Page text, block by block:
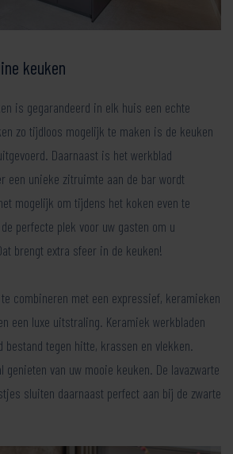
keuken
is gegarandeerd in elk huis een echte
zo tijdloos mogelijk te maken is de keuken
Daarnaast is het werkblad
een unieke zitruimte aan de bar wordt
mogelijk om tijdens het koken even te
perfecte plek voor uw gasten om u
brengt extra sfeer in de keuken!
combineren met een expressief, keramieken
een luxe uitstraling. Keramiek werkbladen
bestand tegen hitte, krassen en vlekken.
genieten van uw mooie keuken. De lavazwarte
sluiten daarnaast perfect aan bij de zwarte